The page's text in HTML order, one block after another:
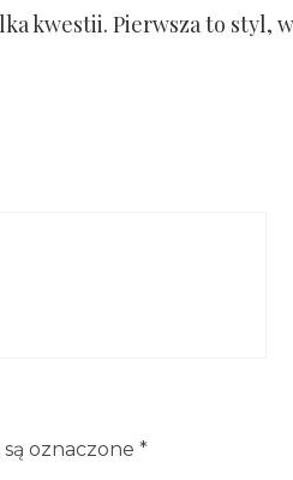
kwestii. Pierwsza to styl, w
oznaczone *